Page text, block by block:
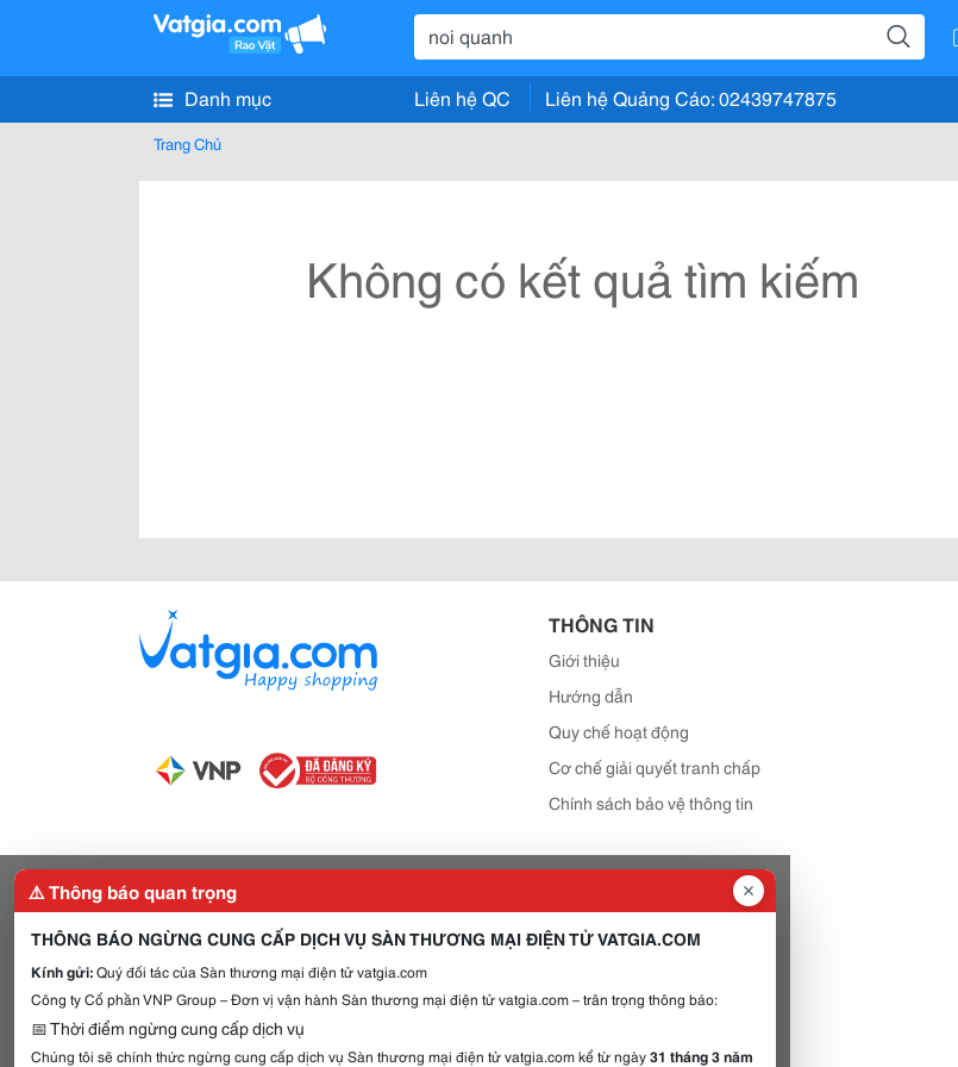
Danh mục Liên hệ QC Liên hệ Quảng Cáo: 02439747875
Trang Chủ
Không có kết quả tìm kiếm
THÔNG TIN
Giới thiệu
Hướng dẫn
Quy chế hoạt động
Cơ chế giải quyết tranh chấp
Chính sách bảo vệ thông tin
⚠️ Thông báo quan trọng
THÔNG BÁO NGỪNG CUNG CẤP DỊCH VỤ SÀN THƯƠNG MẠI ĐIỆN TỬ VATGIA.COM
Kính gửi:Quý đối tác của Sàn thương mại điện tử vatgia.com
Công ty Cổ phần VNP Group – Đơn vị vận hành Sàn thương mại điện tử vatgia.com – trân trọng thông báo:
📅 Thời điểm ngừng cung cấp dịch vụ
Chúng tôi sẽ chính thức ngừng cung cấp dịch vụ Sàn thương mại điện tử vatgia.com kể từ ngày31 tháng 3 năm